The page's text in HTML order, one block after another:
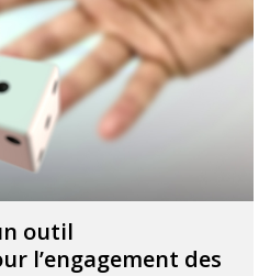
outil
l’engagement des